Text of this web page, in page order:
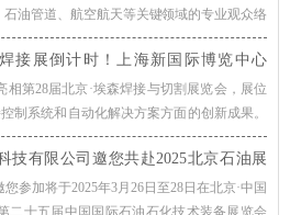
油管道、航空航天等关键领域的专业观众络
焊接展倒计时！上海新国际博览中心
第28届北京·埃森焊接与切割展览会，展位
制系统和自动化解决方案方面的创新成果。
汽车、船舶、航空航天等行业，致力于提升
技有限公司邀您共赴2025北京石油展
参加将于2025年3月26日至28日在北京·中国
二十五届中国国际石油石化技术装备展览会